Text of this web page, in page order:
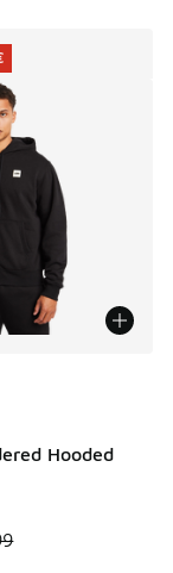
Hooded
promotion.